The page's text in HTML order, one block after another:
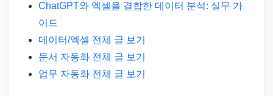
ChatGPT와 엑셀을 결합한 데이터 분석: 실무 가
이드
데이터/엑셀 전체 글 보기
문서 자동화 전체 글 보기
업무 자동화 전체 글 보기